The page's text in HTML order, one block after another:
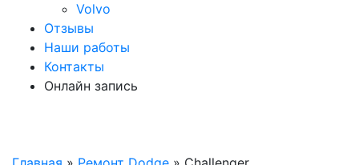
Volvo
Отзывы
Наши работы
Контакты
Онлайн запись